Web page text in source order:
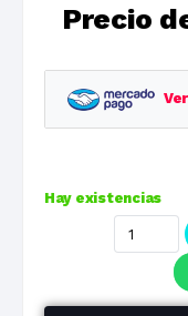
Precio
1 cuotas
3 cuotas
Hay existencias